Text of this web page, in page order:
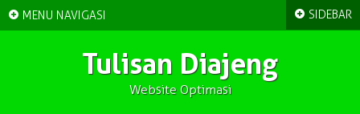
+ MENU NAVIGASI
Tulisan Diajeng
Website Optimasi
+ SIDEBAR